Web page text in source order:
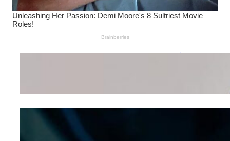
Wanita Pamer Pakaian
Kepribadian